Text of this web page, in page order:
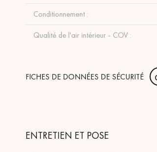
Conditionnement :
Qualité de l'air intérieur - COV :
FICHES DE DONNÉES DE SÉCURITÉ
ENTRETIEN ET POSE